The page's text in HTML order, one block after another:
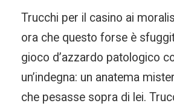
Trucchi per il casino ai
ora che questo forse è
gioco d’azzardo patologico
un’indegna: un anatema
che pesasse sopra di lei.